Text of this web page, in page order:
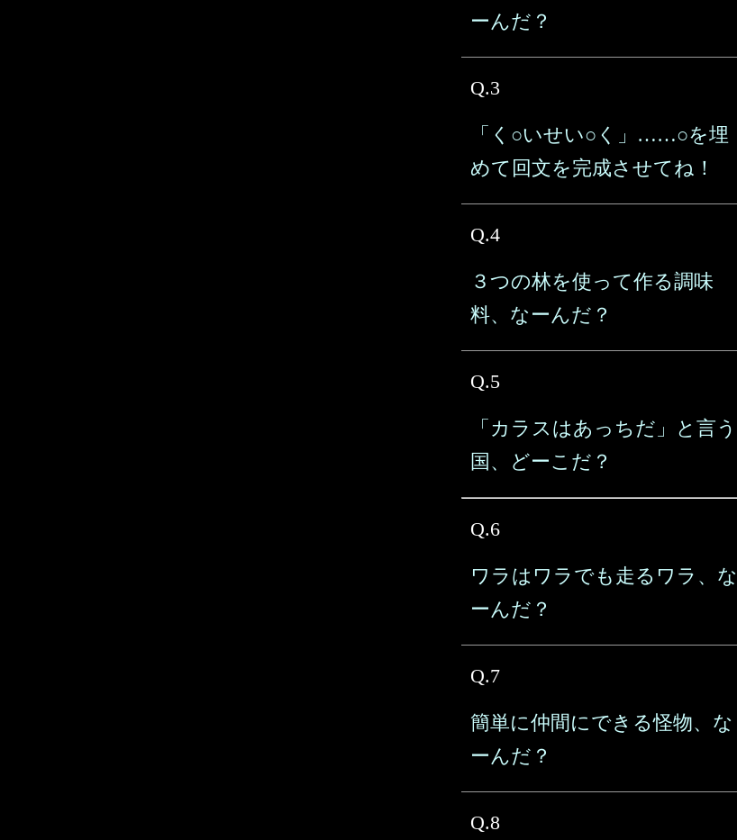
ーんだ？
Q.3
「く○いせい○く」……○を埋
めて回文を完成させてね！
Q.4
３つの林を使って作る調味
料、なーんだ？
Q.5
「カラスはあっちだ」と言う
国、どーこだ？
Q.6
ワラはワラでも走るワラ、な
ーんだ？
Q.7
簡単に仲間にできる怪物、な
ーんだ？
Q.8